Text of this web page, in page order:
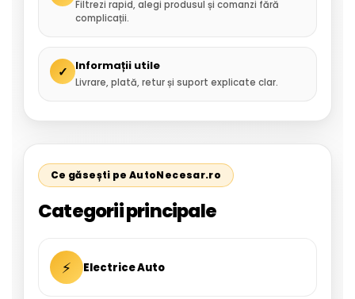
Filtrezi rapid, alegi produsul și comanzi fără
complicații.
✓ Informații utile
Livrare, plată, retur și suport explicate clar.
Ce găsești pe AutoNecesar.ro
Categorii principale
⚡ Electrice Auto